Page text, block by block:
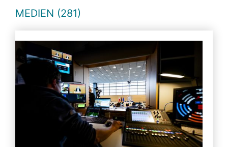
MEDIEN (281)